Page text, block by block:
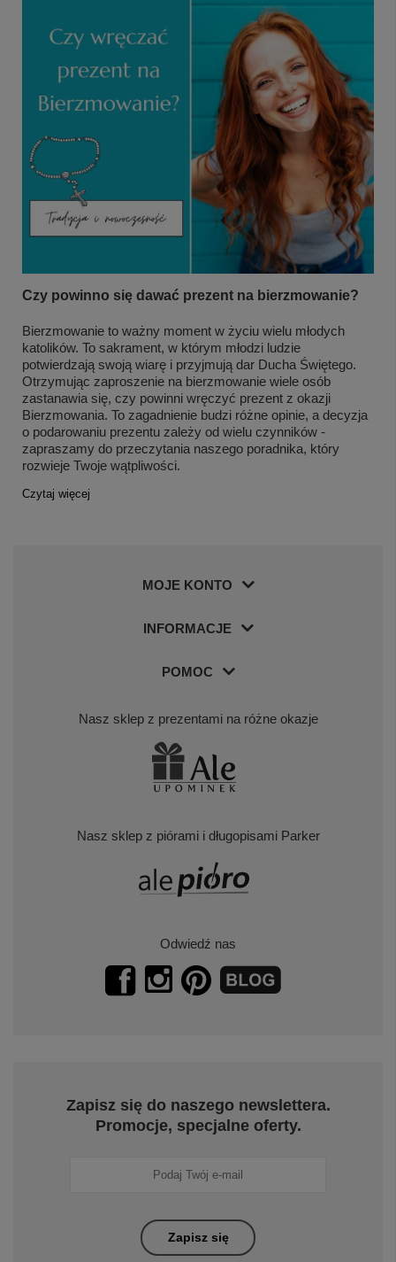
Czy powinno się dawać prezent na bierzmowanie?
Bierzmowanie to ważny moment w życiu wielu młodych
katolików. To sakrament, w którym młodzi ludzie
potwierdzają swoją wiarę i przyjmują dar Ducha Świętego.
Otrzymując zaproszenie na bierzmowanie wiele osób
zastanawia się, czy powinni wręczyć prezent z okazji
Bierzmowania. To zagadnienie budzi różne opinie, a decyzja
o podarowaniu prezentu zależy od wielu czynników -
zapraszamy do przeczytania naszego poradnika, który
rozwieje Twoje wątpliwości.
Czytaj więcej
MOJE KONTO
INFORMACJE
POMOC
Nasz sklep z prezentami na różne okazje
Nasz sklep z piórami i długopisami Parker
Odwiedź nas
Zapisz się do naszego newslettera.
Promocje, specjalne oferty.
Zapisz się